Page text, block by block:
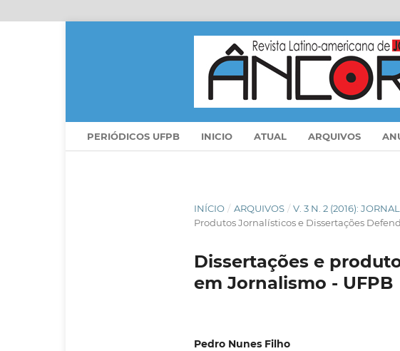
PERIÓDICOS UFPB INICIO ATUAL ARQUIVOS
INÍCIO / ARQUIVOS / V. 3 N. 2 (2016):
Produtos Jornalísticos e Dissertações
Dissertações e
em Jornalismo - UFPB
Pedro Nunes Filho